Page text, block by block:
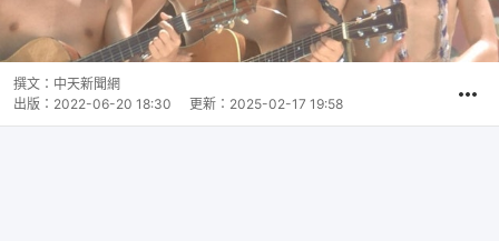
撰文： 中天新聞網
出版： 2022-06-20 18:30 更新： 2025-02-17 19:58